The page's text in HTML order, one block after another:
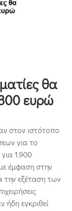
θα
ευρώ
στον ιστότοπο
για το
1.900
έμφαση στην
την εξέταση των
ήδη εγκριθεί